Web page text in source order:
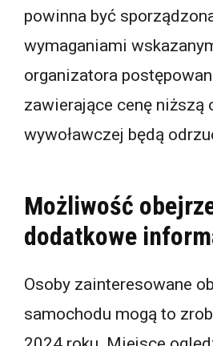
powinna być
wymaganiami
organizatora
zawierające cenę niższą
wywoławczej będą
Możliwość
dodatkowe
Osoby zainteresowane
samochodu mogą to